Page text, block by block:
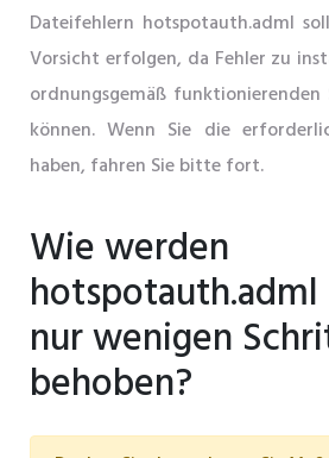
Dateifehlern hotspotauth.adml
Vorsicht erfolgen, da Fehler zu
ordnungsgemäß funktionierenden
können. Wenn Sie die
haben, fahren Sie bitte fort.
Wie werden
hotspotauth.adml
nur wenigen
behoben?